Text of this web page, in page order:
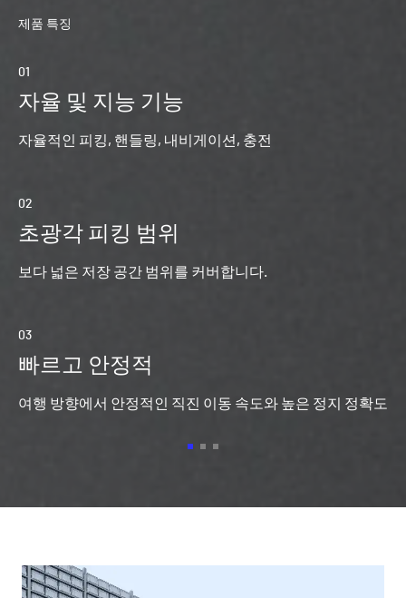
제품 특징
01
자율 및 지능 기능
자율적인 피킹, 핸들링, 내비게이션, 충전
02
초광각 피킹 범위
보다 넓은 저장 공간 범위를 커버합니다.
03
빠르고 안정적
여행 방향에서 안정적인 직진 이동 속도와 높은 정지 정확도